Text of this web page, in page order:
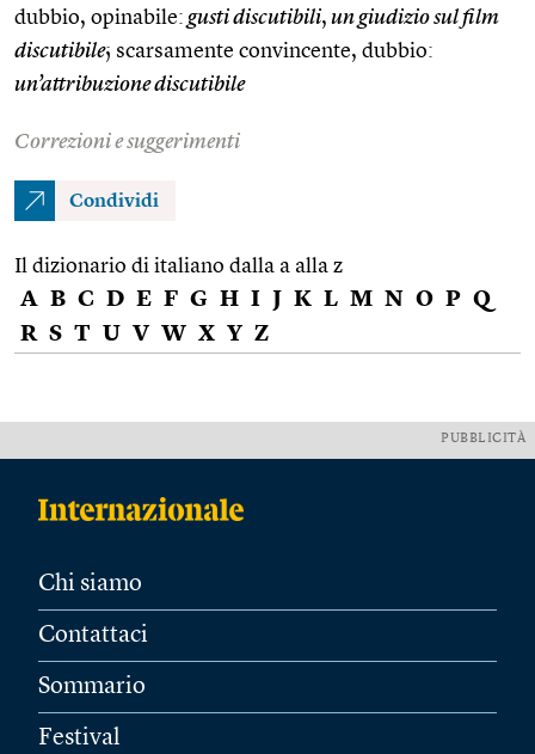
dubbio, opinabile: gusti discutibili, un giudizio sul film
discutibile; scarsamente convincente, dubbio:
un’attribuzione discutibile
Correzioni e suggerimenti
Condividi
Il dizionario di italiano dalla a alla z
A B C D E F G H I J K L M N O P Q
R S T U V W X Y Z
PUBBLICITÀ
Chi siamo
Contattaci
Sommario
Festival